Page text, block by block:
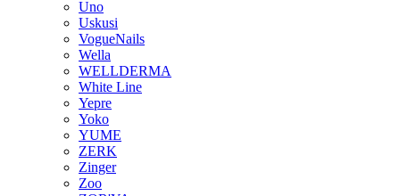
Uno
Uskusi
VogueNails
Wella
WELLDERMA
White Line
Yepre
Yoko
YUME
ZERK
Zinger
Zoo